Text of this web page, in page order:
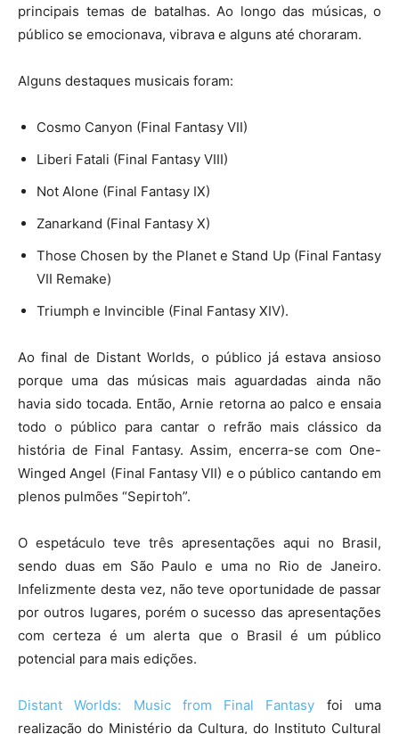
principais temas de batalhas. Ao longo das músicas, o
público se emocionava, vibrava e alguns até choraram.
Alguns destaques musicais foram:
Cosmo Canyon (Final Fantasy VII)
Liberi Fatali (Final Fantasy VIII)
Not Alone (Final Fantasy IX)
Zanarkand (Final Fantasy X)
Those Chosen by the Planet e Stand Up (Final Fantasy
VII Remake)
Triumph e Invincible (Final Fantasy XIV).
Ao final de Distant Worlds, o público já estava ansioso
porque uma das músicas mais aguardadas ainda não
havia sido tocada. Então, Arnie retorna ao palco e ensaia
todo o público para cantar o refrão mais clássico da
história de Final Fantasy. Assim, encerra-se com One-
Winged Angel (Final Fantasy VII) e o público cantando em
plenos pulmões “Sepirtoh”.
O espetáculo teve três apresentações aqui no Brasil,
sendo duas em São Paulo e uma no Rio de Janeiro.
Infelizmente desta vez, não teve oportunidade de passar
por outros lugares, porém o sucesso das apresentações
com certeza é um alerta que o Brasil é um público
potencial para mais edições.
Distant Worlds: Music from Final Fantasy foi uma
realização do Ministério da Cultura, do Instituto Cultural